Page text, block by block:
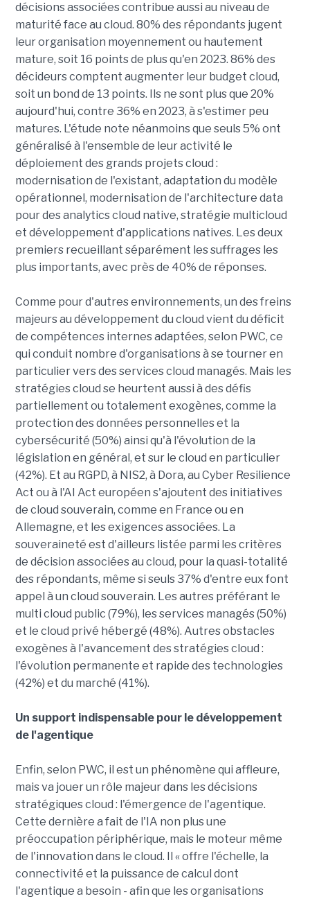
décisions associées contribue aussi au niveau de
maturité face au cloud. 80% des répondants jugent
leur organisation moyennement ou hautement
mature, soit 16 points de plus qu'en 2023. 86% des
décideurs comptent augmenter leur budget cloud,
soit un bond de 13 points. Ils ne sont plus que 20%
aujourd'hui, contre 36% en 2023, à s'estimer peu
matures. L'étude note néanmoins que seuls 5% ont
généralisé à l'ensemble de leur activité le
déploiement des grands projets cloud :
modernisation de l'existant, adaptation du modèle
opérationnel, modernisation de l'architecture data
pour des analytics cloud native, stratégie multicloud
et développement d'applications natives. Les deux
premiers recueillant séparément les suffrages les
plus importants, avec près de 40% de réponses.
Comme pour d'autres environnements, un des freins
majeurs au développement du cloud vient du déficit
de compétences internes adaptées, selon PWC, ce
qui conduit nombre d'organisations à se tourner en
particulier vers des services cloud managés. Mais les
stratégies cloud se heurtent aussi à des défis
partiellement ou totalement exogènes, comme la
protection des données personnelles et la
cybersécurité (50%) ainsi qu'à l'évolution de la
législation en général, et sur le cloud en particulier
(42%). Et au RGPD, à NIS2, à Dora, au Cyber Resilience
Act ou à l'AI Act européen s'ajoutent des initiatives
de cloud souverain, comme en France ou en
Allemagne, et les exigences associées. La
souveraineté est d'ailleurs listée parmi les critères
de décision associées au cloud, pour la quasi-totalité
des répondants, même si seuls 37% d'entre eux font
appel à un cloud souverain. Les autres préférant le
multi cloud public (79%), les services managés (50%)
et le cloud privé hébergé (48%). Autres obstacles
exogènes à l'avancement des stratégies cloud :
l'évolution permanente et rapide des technologies
(42%) et du marché (41%).
Un support indispensable pour le développement
de l'agentique
Enfin, selon PWC, il est un phénomène qui affleure,
mais va jouer un rôle majeur dans les décisions
stratégiques cloud : l'émergence de l'agentique.
Cette dernière a fait de l'IA non plus une
préoccupation périphérique, mais le moteur même
de l'innovation dans le cloud. Il « offre l'échelle, la
connectivité et la puissance de calcul dont
l'agentique a besoin - afin que les organisations